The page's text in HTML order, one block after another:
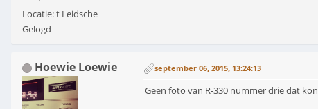
Locatie: t Leidsche
Gelogd
Hoewie Loewie september 06, 2015, 13:24:13
Geen foto van R-330 nummer drie dat